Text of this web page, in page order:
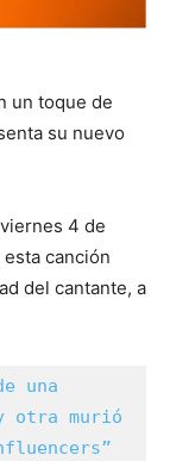
un toque de
su nuevo
4 de
canción
del cantante, a
una
otra murió